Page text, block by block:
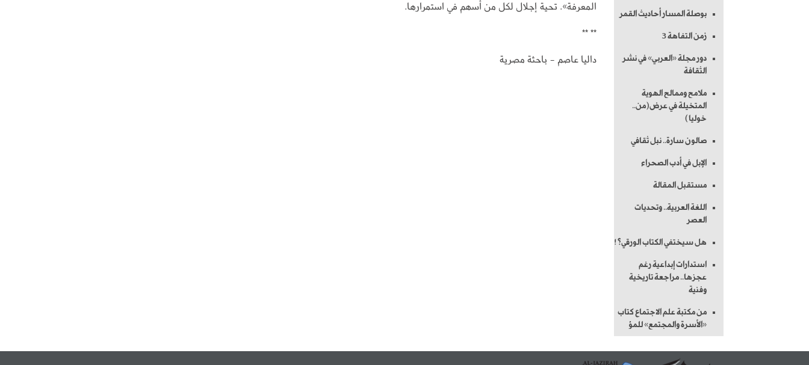
بوصلة المسار أحاديث القمر
زمن التفاهة 3
دور مجلة «العربي» في نشر
الثقافة
ملامح وممالح الهوية
المتخيلة في عرض(من..
خوليا)
صالون سارة.. نبل ثقافي
الإبل في أدب الصحراء
مستقبل المقالة
اللغة العربية.. وتحديات
العصر
هل سيختفي الكتاب الورقي؟!
استدارات إبداعية رغم
عجزها.. مراجعة تاريخية
وفنية
من مكتبة علم الاجتماع كتاب
«الأسرة والمجتمع» للمؤ
المعرفة». تحية إجلال لكل من أسهم في استمرارها.
** **
داليا عاصم - باحثة مصرية